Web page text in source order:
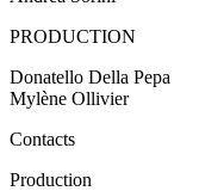
PRODUCTION
Donatello Della Pepa
Mylène Ollivier
Contacts
Production